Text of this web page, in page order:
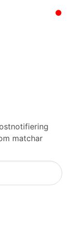
●
matchar